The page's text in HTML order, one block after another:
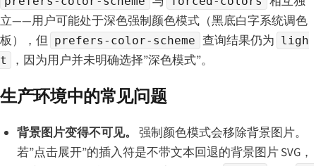
立——用户可能处于深色强制颜色模式（黑底白字系统调色
板），但 prefers-color-scheme 查询结果仍为 ligh
t
，因为用户并未明确选择”深色模式”。
生产环境中的常见问题
背景图片变得不可见。 强制颜色模式会移除背景图片。
若”点击展开”的插入符是不带文本回退的背景图片 SVG，